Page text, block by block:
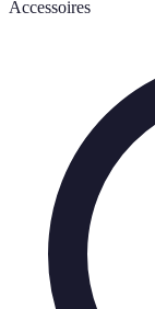
Accessoires